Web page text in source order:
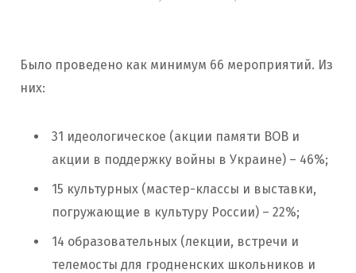
Было проведено как минимум 66 мероприятий. Из
них:
31 идеологическое (акции памяти ВОВ и
акции в поддержку войны в Украине) – 46%;
15 культурных (мастер-классы и выставки,
погружающие в культуру России) – 22%;
14 образовательных (лекции, встречи и
телемосты для гродненских школьников и